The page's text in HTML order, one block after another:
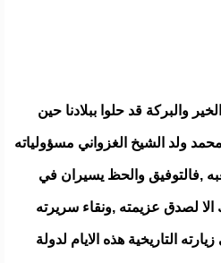
والبركة قد حلوا ببلادنا حين
ولد الشيخ الغزواني مسؤولياته
,فالتوفيق والحظ يسيران في
لصدق عزيمته ,ونقاء سريرته
التاريخية هذه الايام لدولة